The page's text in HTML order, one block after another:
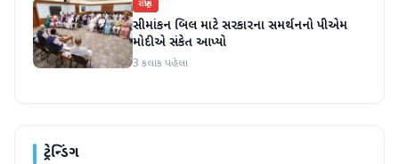
રાષ્ટ્રીય
સીમાંકન બિલ માટે સરકારના સમર્થનનો પીએમ
મોદીએ સંકેત આપ્યો
3 કલાક પહેલા
ટ્રેન્ડિંગ